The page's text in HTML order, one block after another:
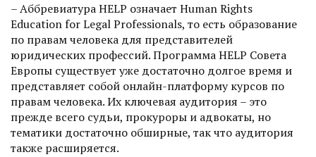
– Аббревиатура HELP означает Human Rights
Education for Legal Professionals, то есть образование
по правам человека для представителей
юридических профессий. Программа HELP Совета
Европы существует уже достаточно долгое время и
представляет собой онлайн-платформу курсов по
правам человека. Их ключевая аудитория – это
прежде всего судьи, прокуроры и адвокаты, но
тематики достаточно обширные, так что аудитория
также расширяется.